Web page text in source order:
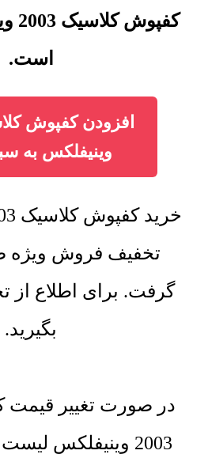
است.
وینیفلکس به
تخفیف فروش ویژه
گرفت. برای اطلاع از
بگیرید.
در صورت تغییر قیمت
2003 وینیفلکس